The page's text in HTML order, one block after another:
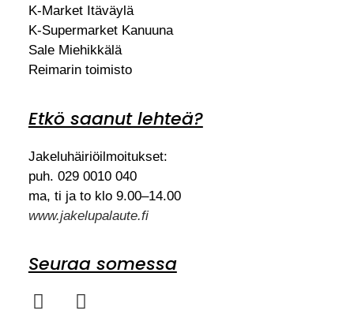
K-Market Itäväylä
K-Supermarket Kanuuna
Sale Miehikkälä
Reimarin toimisto
Etkö saanut lehteä?
Jakeluhäiriöilmoitukset:
puh. 029 0010 040
ma, ti ja to klo 9.00–14.00
www.jakelupalaute.fi
Seuraa somessa